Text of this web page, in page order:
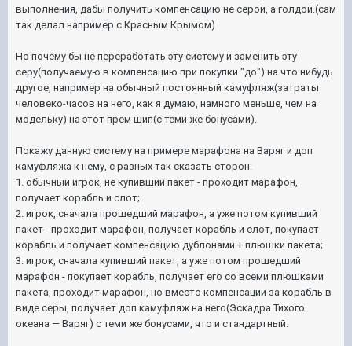
выполнения, дабы получить компенсацию не серой, а голдой.(сам
так делал например с Красным Крымом)
Но почему бы не переработать эту систему и заменить эту
серу(получаемую в компенсацию при покупки "до") на что нибудь
другое, например на обычный постоянный камуфляж(затраты
человеко-часов на него, как я думаю, намного меньше, чем на
модельку) на этот прем шип(с теми же бонусами).
Покажу данную систему на примере марафона на Варяг и доп
камуфляжа к нему, с разных так сказать сторон:
1. обычный игрок, не купивший пакет - проходит марафон,
получает корабль и слот;
2. игрок, сначала прошедший марафон, а уже потом купивший
пакет - проходит марафон, получает корабль и слот, покупает
корабль и получает компенсацию дублонами + плюшки пакета;
3. игрок, сначала купивший пакет, а уже потом прошедший
марафон - покупает корабль, получает его со всеми плюшками
пакета, проходит марафон, но вместо компенсации за корабль в
виде серы, получает доп камуфляж на него(Эскадра Тихого
океана — Варяг) с теми же бонусами, что и стандартный.